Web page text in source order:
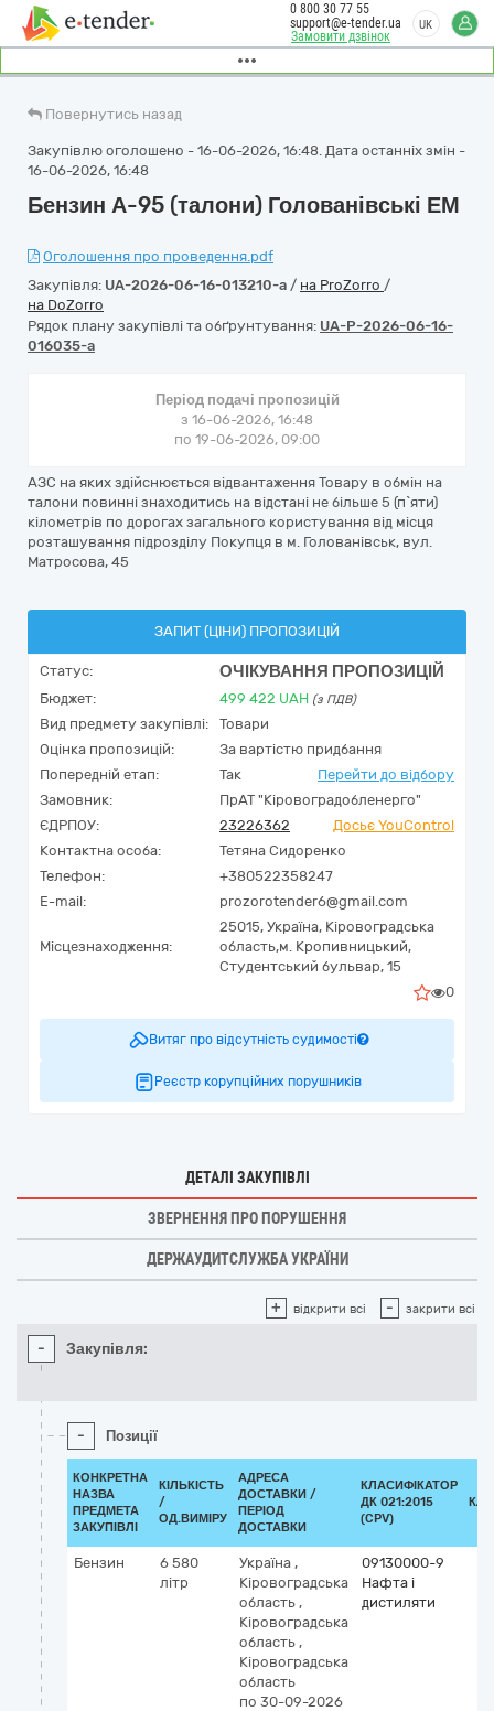
Замовити дзвінок
0 800 30 77 55
support@e-tender.ua
UK
Повернутись назад
Закупівлю оголошено - 16-06-2026, 16:48. Дата останніх змін -
16-06-2026, 16:48
Бензин А-95 (талони) Голованівські ЕМ
Оголошення про проведення.pdf
Закупівля: UA-2026-06-16-013210-a / на ProZorro /
на DoZorro
Рядок плану закупівлі та обґрунтування: UA-P-2026-06-16-
016035-a
Період подачі пропозицій
з 16-06-2026, 16:48
по 19-06-2026, 09:00
АЗС на яких здійснюється відвантаження Товару в обмін на
талони повинні знаходитись на відстані не більше 5 (п`яти)
кілометрів по дорогах загального користування від місця
розташування підрозділу Покупця в м. Голованівськ, вул.
Матросова, 45
ЗАПИТ (ЦІНИ) ПРОПОЗИЦІЙ
Статус: ОЧІКУВАННЯ ПРОПОЗИЦІЙ
Бюджет: 499 422 UAH (з ПДВ)
Вид предмету закупівлі:
Товари
Оцінка пропозицій:
За вартістю придбання
Попередній етап:
Так
Перейти до відбору
Замовник:
ПрАТ "Кіровоградобленерго"
ЄДРПОУ:
23226362
Досьє YouControl
Контактна особа:
Тетяна Сидоренко
Телефон:
+380522358247
E-mail:
prozorotender6@gmail.com
Місцезнаходження:
25015, Україна, Кіровоградська
область,м. Кропивницький,
Студентський бульвар, 15
0
Витяг про відсутність судимості
Реєстр корупційних порушників
ДЕТАЛІ ЗАКУПІВЛІ
ЗВЕРНЕННЯ ПРО ПОРУШЕННЯ
ДЕРЖАУДИТСЛУЖБА УКРАЇНИ
+ відкрити всі - закрити всі
- Закупівля:
- Позиції
КОНКРЕТНА
НАЗВА
ПРЕДМЕТА
ЗАКУПІВЛІ
КІЛЬКІСТЬ
/
ОД.ВИМІРУ
АДРЕСА
ДОСТАВКИ /
ПЕРІОД
ДОСТАВКИ
КЛАСИФІКАТОР
ДК 021:2015
(CPV)
Бензин
6 580
літр
Україна ,
Кіровоградська
область ,
Кіровоградська
область ,
Кіровоградська
область
по 30-09-2026
09130000-9
Нафта і
дистиляти